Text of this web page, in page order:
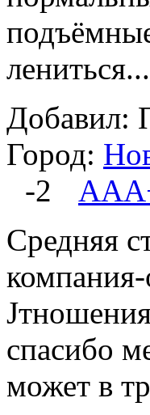
Добавил:
Город:
-2
Средняя
компания-
спасибо
может в